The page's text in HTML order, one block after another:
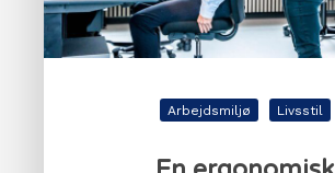
Arbejdsmiljø Livsstil